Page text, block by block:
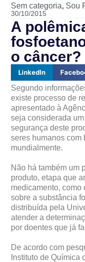
Sem categoria, Sou
30/10/2015
A
o câncer?
LinkedIn
Segundo
existe processo de
apresentado à
seja considerada
segurança deste
seres humanos com
mundialmente.
Não há também um
produto, etapa que
medicamento, como
sobre a substância
distribuída pela
atender a
por doentes que já
De acordo com
Instituto de Química